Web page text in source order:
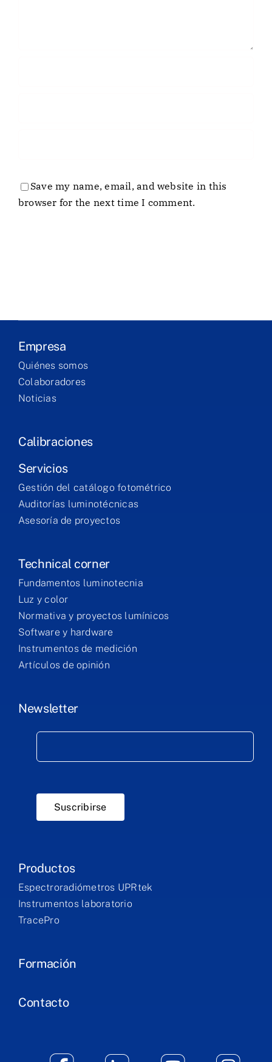
Save my name, email, and website in this
browser for the next time I comment.
Empresa
Quiénes somos
Colaboradores
Noticias
Calibraciones
Servicios
Gestión del catálogo fotométrico
Auditorías luminotécnicas
Asesoría de proyectos
Technical corner
Fundamentos luminotecnia
Luz y color
Normativa y proyectos lumínicos
Software y hardware
Instrumentos de medición
Artículos de opinión
Newsletter
Suscribirse
Productos
Espectroradiómetros UPRtek
Instrumentos laboratorio
TracePro
Formación
Contacto